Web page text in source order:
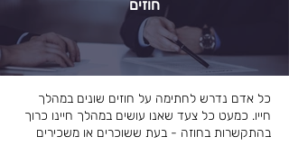
חוזים
כל אדם נדרש לחתימה על חוזים שונים במהלך
חייו. כמעט כל צעד שאנו עושים במהלך חיינו כרוך
בהתקשרות בחוזה - בעת ששוכרים או משכירים